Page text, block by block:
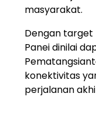
masyarakat.
Dengan target
Panei dinilai
konektivitas
perjalanan